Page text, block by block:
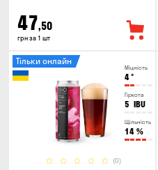
47,50
грн за 1 шт
Міцність
4°
Гіркота
5 IBU
Щільність
14 %
(0)
Тільки онлайн